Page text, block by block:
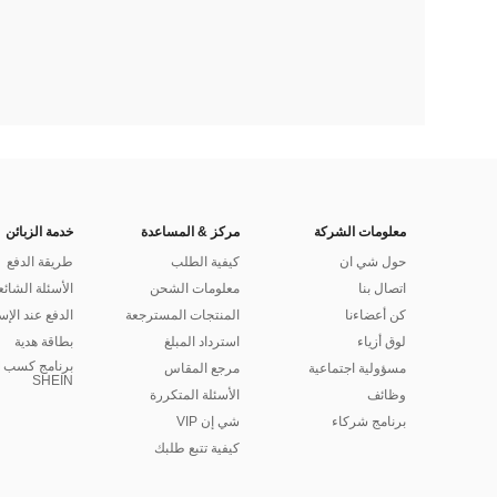
معلومات الشركة
حول شي ان
اتصال بنا
كن أعضاءنا
لوق أزياء
مسؤولية اجتماعية
وظائف
برنامج شركاء
مركز & المساعدة
كيفية الطلب
معلومات الشحن
المنتجات المسترجعة
استرداد المبلغ
مرجع المقاس
الأسئلة المتكررة
شي إن VIP
كيفية تتبع طلبك
خدمة الزبائن
طريقة الدفع
الأسئلة
الدفع عند
بطاقة هدية
برنامج كسب
SHEIN